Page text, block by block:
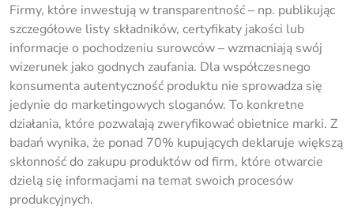
Firmy, które inwestują w transparentność – np. publikując
szczegółowe listy składników, certyfikaty jakości lub
informacje o pochodzeniu surowców – wzmacniają swój
wizerunek jako godnych zaufania. Dla współczesnego
konsumenta autentyczność produktu nie sprowadza się
jedynie do marketingowych sloganów. To konkretne
działania, które pozwalają zweryfikować obietnice marki. Z
badań wynika, że ponad 70% kupujących deklaruje większą
skłonność do zakupu produktów od firm, które otwarcie
dzielą się informacjami na temat swoich procesów
produkcyjnych.